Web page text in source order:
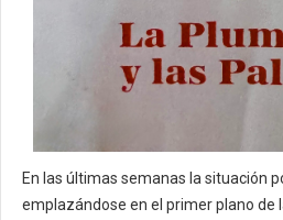
En las últimas semanas la situación
emplazándose en el primer plano de